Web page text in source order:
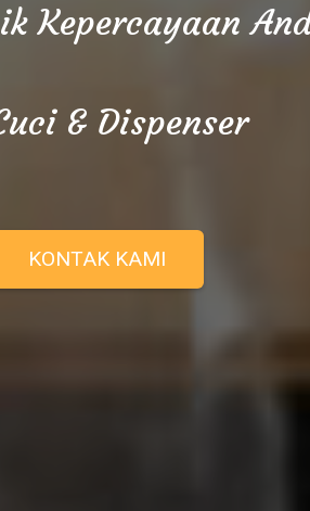
Kepercayaan
& Dispenser
KONTAK KAMI